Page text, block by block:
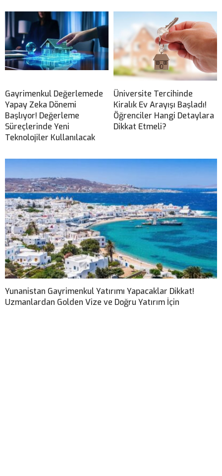
Gayrimenkul Değerlemede
Yapay Zeka Dönemi
Başlıyor! Değerleme
Süreçlerinde Yeni
Teknolojiler Kullanılacak
Üniversite Tercihinde
Kiralık Ev Arayışı Başladı!
Öğrenciler Hangi Detaylara
Dikkat Etmeli?
Yunanistan Gayrimenkul Yatırımı Yapacaklar Dikkat!
Uzmanlardan Golden Vize ve Doğru Yatırım İçin